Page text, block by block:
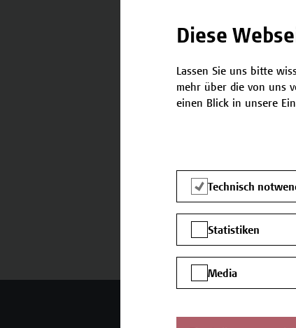
Kontakt
E-Mail:
Tel.: +43 1 606 6877-8800
Diese
Lassen Sie uns bitte
mehr über die von uns
einen Blick in unsere
Technisch
Statistiken
Media